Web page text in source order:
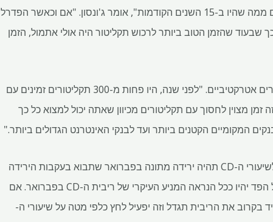
שהשיעורים לטווח קצר יותר ירדו מאז אוקטובר, הם עדיין גבוהים ממה שהיו ב-15 השנים הקודמות", אומר ג'ונסון. "אם וכאשר הפדרל
שבעוד שהזמן הטוב ביותר לרכוש תקליטור היה אולי אתמול, הזמן
חדשות טובות בפן הזה: קל יותר מאי פעם למצוא מחירי תקליטורים אטרקטיביים. "לפני שנה, היו פחות מ-300 תקליטורים זמינים עם
יותר מ-3,000", אומר ג'ונסון. "זה זמן מצוין לחסוך עם תקליטורים מכיוון שאתה יכול למצוא כל כך
המקומיים הקטנים ביותר ועד לבנקי האינטרנט הגדולים ביותר."
קן טומין, אנליסט בכיר בתעשייה ב-LendingTree, אומר לנו: "לשיעורי ה-CD תהיה ירידה מתונה בפברואר שתבוא בעקבות הירידה
שנראתה בינואר. ציפיות השוק לגבי הפחתות ריבית עתידיות של הפד יהיו ככל הנראה המניע העיקרי של ריבית ה-CD בפברואר. אם
בקרוב את הריבית תגדל וזה יפעיל לחץ כלפי מטה על שיעורי ה-